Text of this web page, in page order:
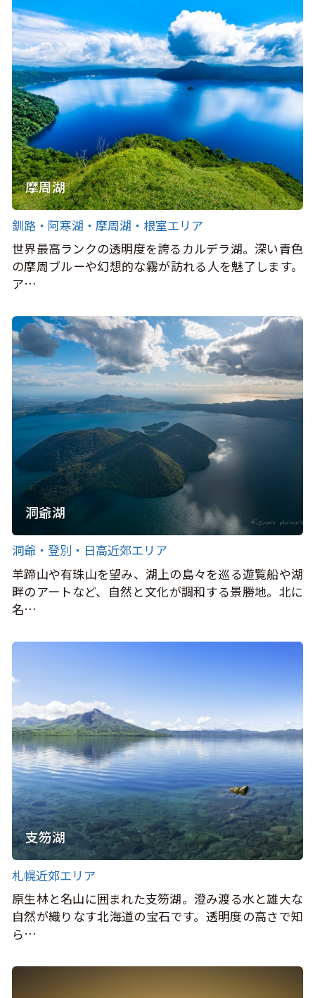
摩周湖
釧路・阿寒湖・摩周湖・根室エリア
世界最高ランクの透明度を誇るカルデラ湖。深い青色
の摩周ブルーや幻想的な霧が訪れる人を魅了します。
ア…
洞爺湖
洞爺・登別・日高近郊エリア
羊蹄山や有珠山を望み、湖上の島々を巡る遊覧船や湖
畔のアートなど、自然と文化が調和する景勝地。北に
名…
支笏湖
札幌近郊エリア
原生林と名山に囲まれた支笏湖。澄み渡る水と雄大な
自然が織りなす北海道の宝石です。透明度の高さで知
ら…